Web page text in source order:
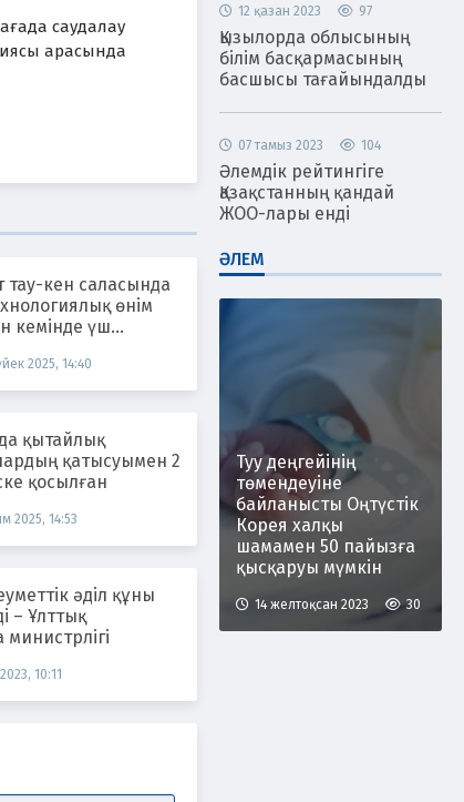
саудалау
арасында
тау-кен саласында
өнім
кемінде үш
2025, 14:40
қытайлық
қатысуымен 2
қосылған
2025, 14:53
әділ құны
– Ұлттық
10:11
12 қазан 2023 97
Қызылорда облысының
білім басқармасының
басшысы тағайындалды
07 тамыз 2023 104
Әлемдік рейтингіге
Қазақстанның қандай
ЖОО-лары енді
ӘЛЕМ
Туу деңгейінің
төмендеуіне
байланысты Оңтүстік
Корея халқы
шамамен 50 пайызға
қысқаруы мүмкін
14 желтоқсан 2023 30